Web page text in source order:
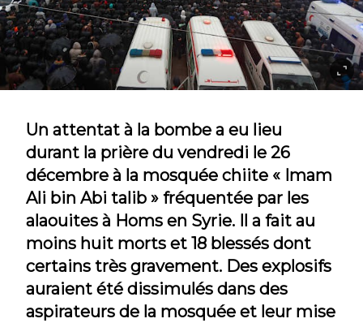
Un attentat à la bombe a eu lieu
durant la prière du vendredi le 26
décembre à la mosquée chiite « Imam
Ali bin Abi talib » fréquentée par les
alaouites à Homs en Syrie. Il a fait au
moins huit morts et 18 blessés dont
certains très gravement. Des explosifs
auraient été dissimulés dans des
aspirateurs de la mosquée et leur mise